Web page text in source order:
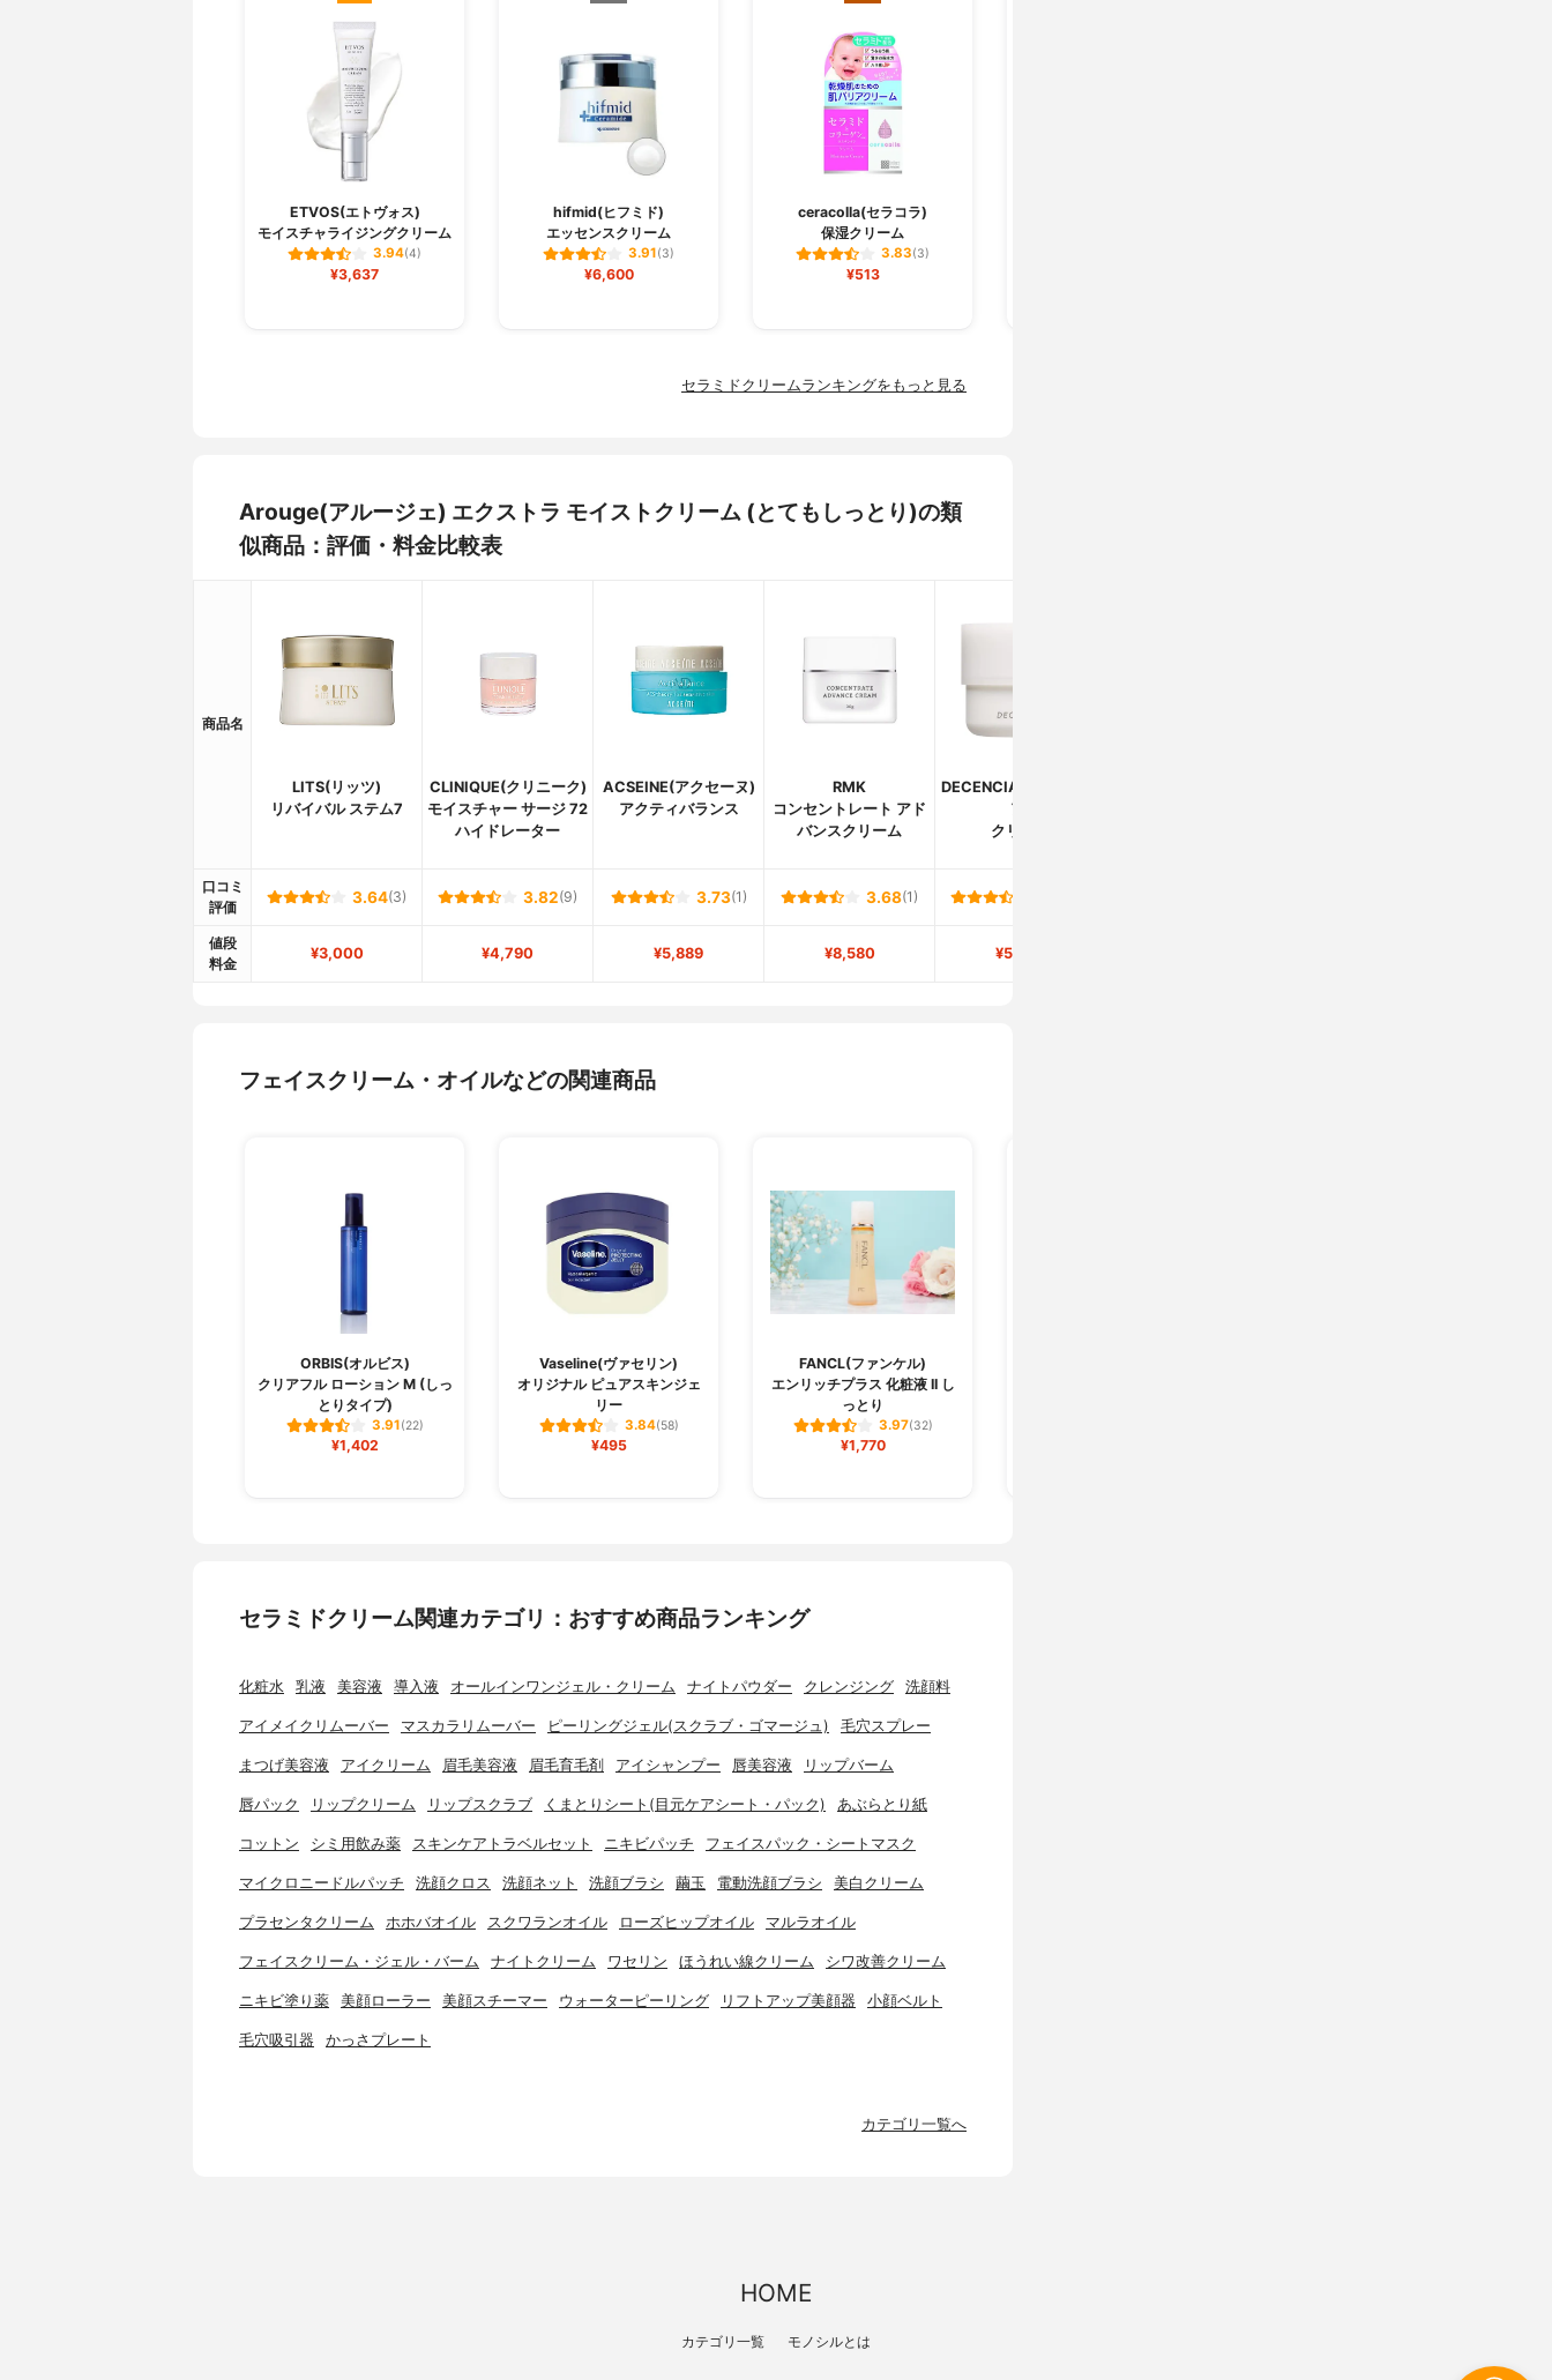
ETVOS(エトヴォス)
モイスチャライジングクリーム
3.94(4)
¥3,637
hifmid(ヒフミド)
エッセンスクリーム
3.91(3)
¥6,600
ceracolla(セラコラ)
保湿クリーム
3.83(3)
¥513
セラミドクリームランキングをもっと見る
Arouge(アルージェ) エクストラ モイストクリーム (とてもしっとり)の類
似商品：評価・料金比較表
商品名
LITS(リッツ)
リバイバル ステム7
CLINIQUE(クリニーク)
モイスチャー サージ 72
ハイドレーター
ACSEINE(アクセーヌ)
アクティバランス
RMK
コンセントレート アド
バンスクリーム
DECENCIA(ディセンシ
ア)
クリーム
口コミ
評価
3.64(3) 3.82(9) 3.73(1) 3.68(1)
値段
料金
¥3,000 ¥4,790 ¥5,889 ¥8,580 ¥5,742
フェイスクリーム・オイルなどの関連商品
ORBIS(オルビス)
クリアフル ローション M (しっ
とりタイプ)
3.91(22)
¥1,402
Vaseline(ヴァセリン)
オリジナル ピュアスキンジェ
リー
3.84(58)
¥495
FANCL(ファンケル)
エンリッチプラス 化粧液 II し
っとり
3.97(32)
¥1,770
セラミドクリーム関連カテゴリ：おすすめ商品ランキング
化粧水 乳液 美容液 導入液 オールインワンジェル・クリーム ナイトパウダー クレンジング 洗顔料
アイメイクリムーバー マスカラリムーバー ピーリングジェル(スクラブ・ゴマージュ) 毛穴スプレー
まつげ美容液 アイクリーム 眉毛美容液 眉毛育毛剤 アイシャンプー 唇美容液 リップバーム
唇パック リップクリーム リップスクラブ くまとりシート(目元ケアシート・パック) あぶらとり紙
コットン シミ用飲み薬 スキンケアトラベルセット ニキビパッチ フェイスパック・シートマスク
マイクロニードルパッチ 洗顔クロス 洗顔ネット 洗顔ブラシ 繭玉 電動洗顔ブラシ 美白クリーム
プラセンタクリーム ホホバオイル スクワランオイル ローズヒップオイル マルラオイル
フェイスクリーム・ジェル・バーム ナイトクリーム ワセリン ほうれい線クリーム シワ改善クリーム
ニキビ塗り薬 美顔ローラー 美顔スチーマー ウォーターピーリング リフトアップ美顔器 小顔ベルト
毛穴吸引器 かっさプレート
カテゴリ一覧へ
HOME
カテゴリ一覧 モノシルとは